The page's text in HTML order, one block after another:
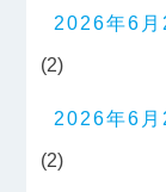
2026年6月
(2)
2026年6月
(2)